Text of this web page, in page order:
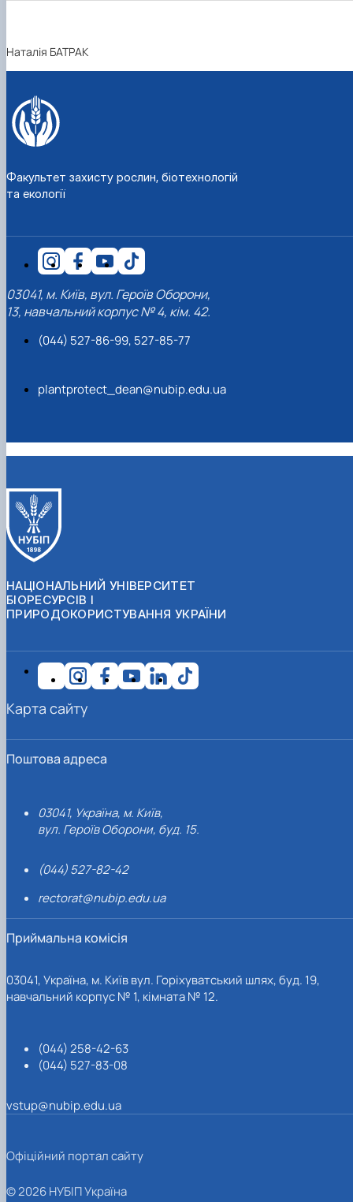
Наталія БАТРАК
Факультет захисту рослин, біотехнологій
та екології
03041, м. Київ, вул. Героїв Оборони,
13, навчальний корпус № 4, кім. 42.
(044) 527-86-99, 527-85-77
plantprotect_dean@nubip.edu.ua
НАЦІОНАЛЬНИЙ УНІВЕРСИТЕТ
БІОРЕСУРСІВ І
ПРИРОДОКОРИСТУВАННЯ УКРАЇНИ
Поштова адреса
03041, Україна, м. Київ,
вул. Героїв Оборони, буд. 15.
(044) 527-82-42
rectorat@nubip.edu.ua
Приймальна комісія
03041, Україна, м. Київ вул. Горіхуватський шлях, буд. 19,
навчальний корпус № 1, кімната № 12.
(044) 258-42-63
(044) 527-83-08
vstup@nubip.edu.ua
Карта сайту
Офіційний портал сайту
© 2026 НУБІП Україна